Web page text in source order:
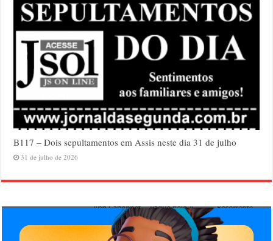
B117 – Dois sepultamentos em Assis neste dia 31 de julho
31 de julho de 2026